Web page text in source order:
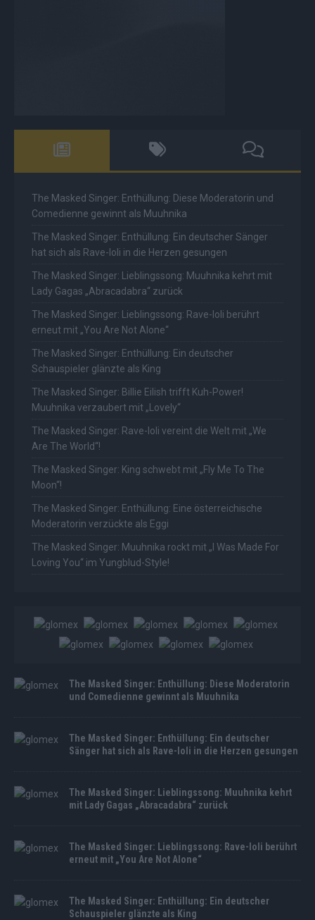
The Masked Singer: Enthüllung: Diese Moderatorin und
Comedienne gewinnt als Muuhnika
The Masked Singer: Enthüllung: Ein deutscher Sänger
hat sich als Rave-Ioli in die Herzen gesungen
The Masked Singer: Lieblingssong: Muuhnika kehrt mit
Lady Gagas „Abracadabra“ zurück
The Masked Singer: Lieblingssong: Rave-Ioli berührt
erneut mit „You Are Not Alone“
The Masked Singer: Enthüllung: Ein deutscher
Schauspieler glänzte als King
The Masked Singer: Billie Eilish trifft Kuh-Power!
Muuhnika verzaubert mit „Lovely“
The Masked Singer: Rave-Ioli vereint die Welt mit „We
Are The World“!
The Masked Singer: King schwebt mit „Fly Me To The
Moon“!
The Masked Singer: Enthüllung: Eine österreichische
Moderatorin verzückte als Eggi
The Masked Singer: Muuhnika rockt mit „I Was Made For
Loving You“ im Yungblud-Style!
The Masked Singer: Enthüllung: Diese Moderatorin
und Comedienne gewinnt als Muuhnika
The Masked Singer: Enthüllung: Ein deutscher
Sänger hat sich als Rave-Ioli in die Herzen gesungen
The Masked Singer: Lieblingssong: Muuhnika kehrt
mit Lady Gagas „Abracadabra“ zurück
The Masked Singer: Lieblingssong: Rave-Ioli berührt
erneut mit „You Are Not Alone“
The Masked Singer: Enthüllung: Ein deutscher
Schauspieler glänzte als King